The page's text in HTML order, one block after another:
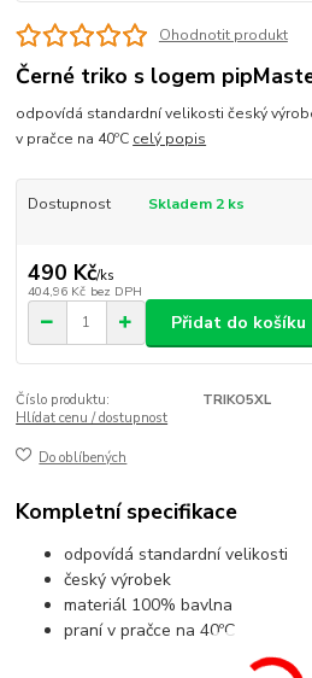
Ohodnotit produkt
Černé triko s logem
odpovídá standardní velikosti český
v pračce na 40ºC celý popis
Dostupnost Skladem 2 ks
490 Kč/ks
404,96 Kč bez DPH
Přidat do košíku
Číslo produktu:
TRIKO5XL
Hlídat cenu / dostupnost
Do oblíbených
Kompletní specifikace
odpovídá standardní velikosti
český výrobek
materiál 100% bavlna
praní v pračce na 40ºC